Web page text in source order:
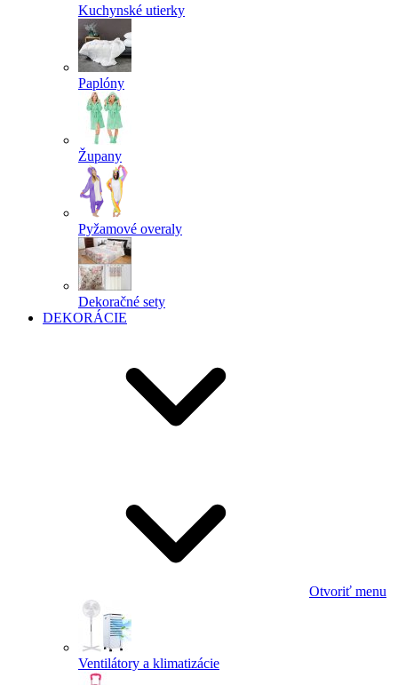
Kuchynské utierky
Paplóny
Župany
Pyžamové overaly
Dekoračné sety
DEKORÁCIE
Otvoriť menu
Ventilátory a klimatizácie